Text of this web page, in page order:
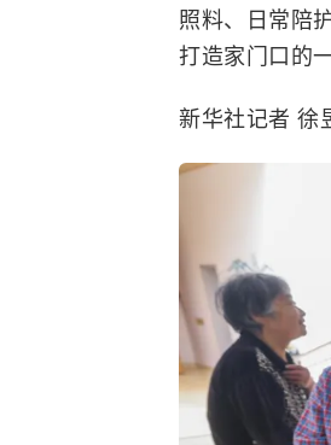
照料、日常陪
打造家门口的
新华社记者 徐